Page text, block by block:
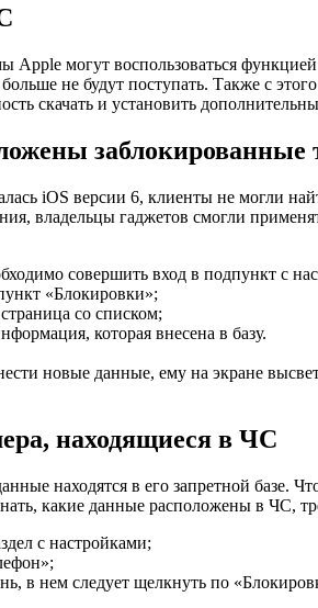
Apple могут воспользоваться
больше не будут поступать. Также с
скачать и установить
iOS версии 6, клиенты не могли
владельцы гаджетов смогли
совершить вход в подпункт с
«Блокировки»;
со списком;
которая внесена в базу.
новые данные, ему на экране
находящиеся в ЧС
находятся в его запретной базе.
какие данные расположены в ЧС,
с настройками;
в нем следует щелкнуть по